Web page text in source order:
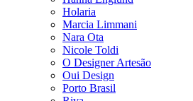
Holaria
Marcia Limmani
Nara Ota
Nicole Toldi
O Designer Artesão
Oui Design
Porto Brasil